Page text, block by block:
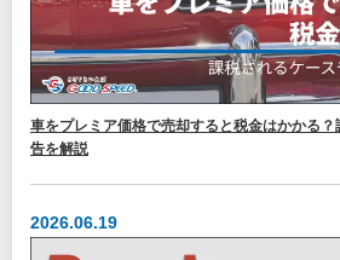
車をプレミア価格で売却すると税金はかかる
告を解説
2026.06.19